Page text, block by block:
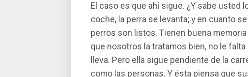
El caso es que ahí­ sigue. ¿Y sabe usted
coche, la perra se levanta; y en cuanto
perros son listos. Tienen buena
que nosotros la tratamos bien, no le
lleva. Pero ella sigue pendiente de la
como las personas. Y ésta piensa que